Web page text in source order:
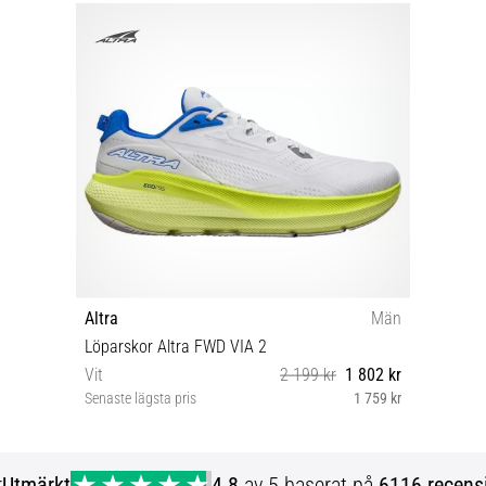
Altra
Män
Löparskor Altra FWD VIA 2
Vit
2 199 kr 1 802 kr
Senaste lägsta pris 1 759 kr